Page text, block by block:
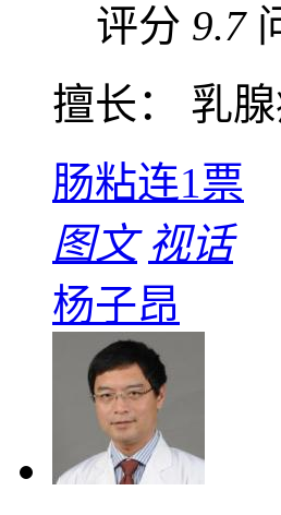
评分 9.7
擅长： 乳
肠粘连1票
图文 视话
杨子昂